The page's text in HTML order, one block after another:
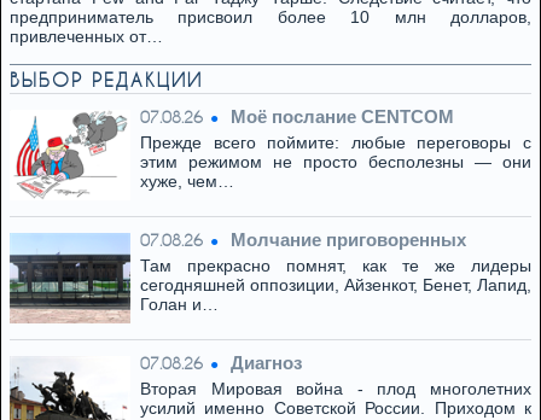
предприниматель присвоил более 10 млн долларов,
привлеченных от…
ВЫБОР РЕДАКЦИИ
07.08.26 Моё послание CENTCOM
Прежде всего поймите: любые переговоры с
этим режимом не просто бесполезны — они
хуже, чем…
07.08.26 Молчание приговоренных
Там прекрасно помнят, как те же лидеры
сегодняшней оппозиции, Айзенкот, Бенет, Лапид,
Голан и…
07.08.26 Диагноз
Вторая Мировая война - плод многолетних
усилий именно Советской России. Приходом к